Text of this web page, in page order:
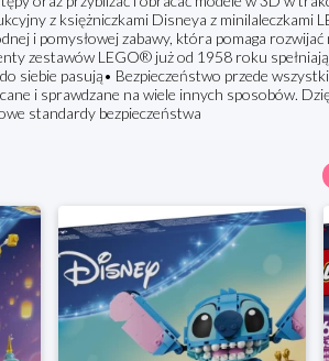
z księżniczkami Disneya z minilaleczkami
i pomysłowej zabawy, która pomaga rozwijać
zestawów LEGO® już od 1958 roku
siebie pasują• Bezpieczeństwo przede
i sprawdzane na wiele innych sposobów.
standardy bezpieczeństwa